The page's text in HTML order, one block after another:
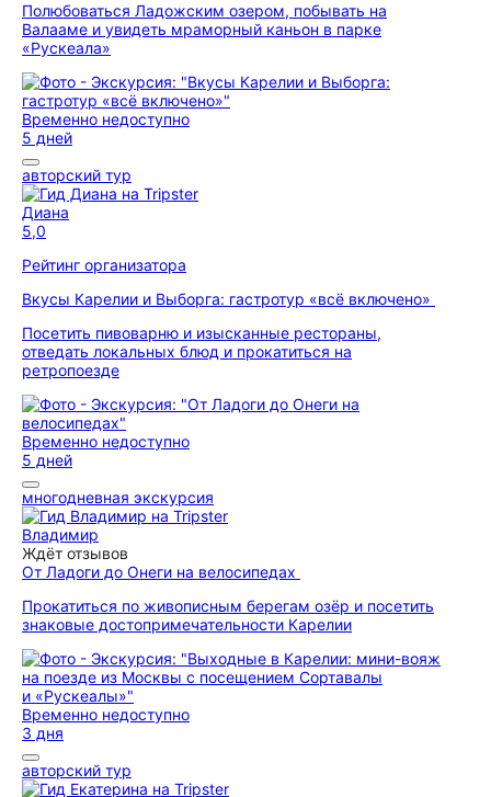
Полюбоваться Ладожским озером, побывать на
Валааме и увидеть мраморный каньон в парке
«Рускеала»
Временно недоступно
5 дней
авторский тур
Диана
5,0
Рейтинг организатора
Вкусы Карелии и Выборга: гастротур «всё включено»
Посетить пивоварню и изысканные рестораны,
отведать локальных блюд и прокатиться на
ретропоезде
Временно недоступно
5 дней
многодневная экскурсия
Владимир
Ждёт отзывов
От Ладоги до Онеги на велосипедах
Прокатиться по живописным берегам озёр и посетить
знаковые достопримечательности Карелии
Временно недоступно
3 дня
авторский тур